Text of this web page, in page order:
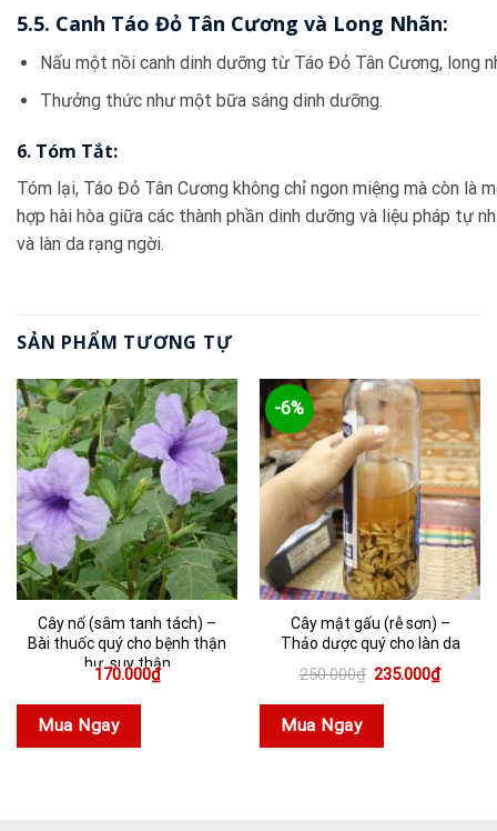
5.5. Canh Táo Đỏ Tân Cương và Long Nhãn:
Nấu một nồi canh dinh dưỡng từ Táo Đỏ Tân Cương, long
Thưởng thức như một bữa sáng dinh dưỡng.
6. Tóm Tắt:
Tóm lại, Táo Đỏ Tân Cương không chỉ ngon miệng mà còn là
hợp hài hòa giữa các thành phần dinh dưỡng và liệu pháp tự
và làn da rạng ngời.
SẢN PHẨM TƯƠNG TỰ
Cây nổ (sâm tanh tách) –
Bài thuốc quý cho bệnh thận
hư, suy thận
170.000₫
Mua Ngay
-6%
Cây mật gấu (rễ sơn) –
Thảo dược quý cho làn da
250.000₫ Giá
là:
235.000₫Giá
hiện
Mua Ngay